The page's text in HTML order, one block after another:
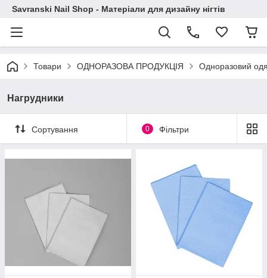
Savranski Nail Shop - Матеріали для дизайну нігтів
Товари ОДНОРАЗОВА ПРОДУКЦІЯ Одноразовий
Нагрудники
Сортування 0 Фільтри